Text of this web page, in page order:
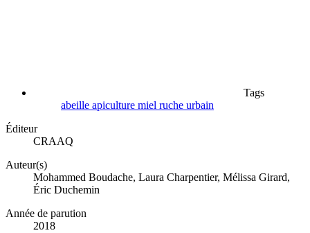
Tags
abeille apiculture miel ruche urbain
Éditeur
CRAAQ
Auteur(s)
Mohammed Boudache, Laura Charpentier, Mélissa Girard,
Éric Duchemin
Année de parution
2018